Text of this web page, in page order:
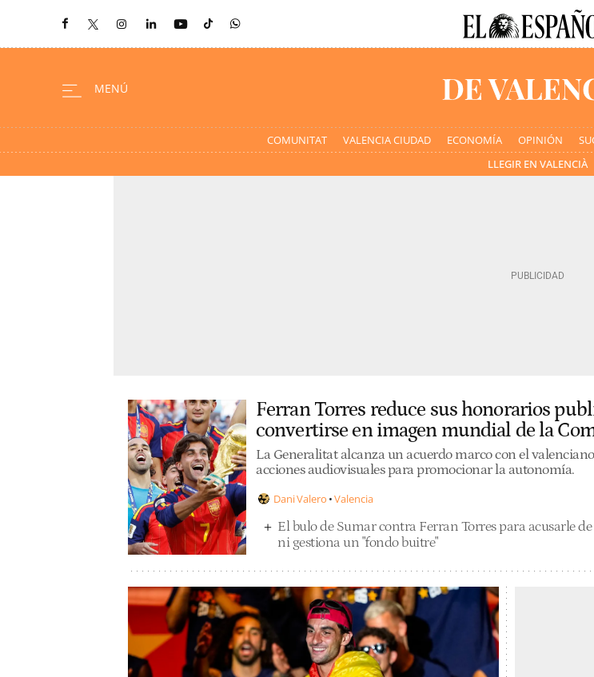
COMUNITAT VALENCIA CIUDAD ECONOMÍA OPINIÓN
LLEGIR EN VALENCIÀ
Ferran Torres reduce sus honorarios
convertirse en imagen mundial de la
La Generalitat alcanza un acuerdo marco con el
acciones audiovisuales para promocionar la autonomía.
Dani Valero Valencia
El bulo de Sumar contra Ferran Torres para acusarle
ni gestiona un "fondo buitre"